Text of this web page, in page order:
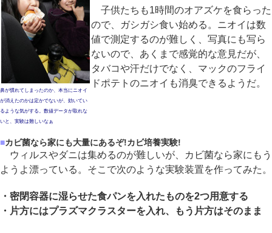
鼻が慣れてしまったのか、本当にニオイ
が消えたのかは定かでないが、効いてい
るような気がする。数値データが取れな
いと、実験は難しいなぁ
子供たちも1時間のオアズケを食らった
ので、ガシガシ食い始める。ニオイは数
値で測定するのが難しく、写真にも写ら
ないので、あくまで感覚的な意見だが、
タバコや汗だけでなく、マックのフライ
ドポテトのニオイも消臭できるようだ。
■カビ菌なら家にも大量にあるぞ!カビ培養実験!
ウィルスやダニは集めるのが難しいが、カビ菌なら家にもう
ようよ漂っている。そこで次のような実験装置を作ってみた。
・密閉容器に湿らせた食パンを入れたものを2つ用意する
・片方にはプラズマクラスターを入れ、もう片方はそのまま